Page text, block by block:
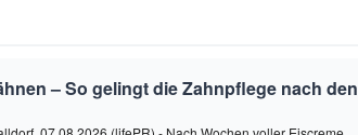
– So gelingt die Zahnpflege nach den